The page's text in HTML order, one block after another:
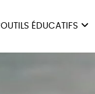
OUTILS ÉDUCATIFS